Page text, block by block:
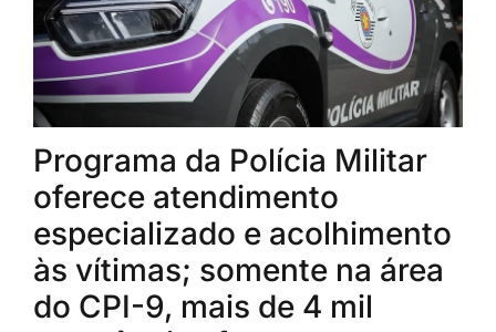
Programa da Polícia Militar
oferece atendimento
especializado e acolhimento
às vítimas; somente na área
do CPI-9, mais de 4 mil